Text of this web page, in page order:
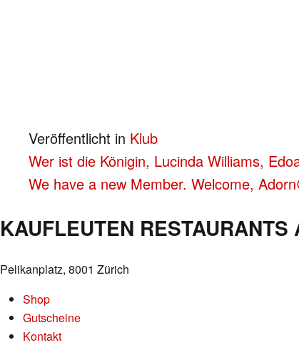
Veröffentlicht in Klub
BEITRAGS-
NAVIGATION
Wer ist die Königin, Lucinda Williams,
We have a new Member. Welcome,
KAUFLEUTEN RESTAURANTS
Pelikanplatz, 8001 Zürich
Shop
Gutscheine
Kontakt